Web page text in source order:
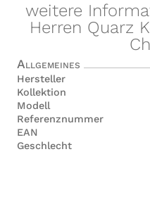
weitere
Herren Quarz
Allgemeines
Hersteller
Kollektion
Modell
Referenznummer
EAN
Geschlecht